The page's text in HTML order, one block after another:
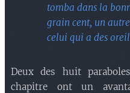
tomba dans la
grain cent, un
celui qui a des
Deux des huit
chapitre ont un